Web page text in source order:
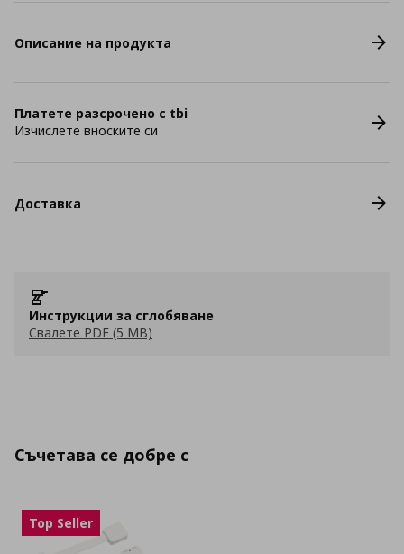
Описание на продукта
Платете разсрочено с tbi
Изчислете вноските си
Доставка
Инструкции за сглобяване
Свалете PDF (5 MB)
Съчетава се добре с
Top Seller